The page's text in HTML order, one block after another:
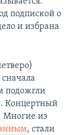
подпиской о
и избрана
подожгли
Концертный
Многие из
, стали